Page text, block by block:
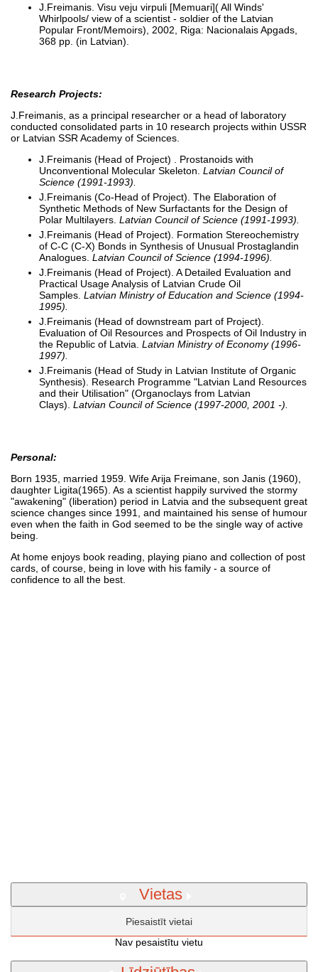
J.Freimanis. Visu veju virpuli [Memuari]( All Winds'
Whirlpools/ view of a scientist - soldier of the Latvian
Popular Front/Memoirs), 2002, Riga: Nacionalais Apgads,
368 pp. (in Latvian).
Research Projects:
J.Freimanis, as a principal researcher or a head of laboratory
conducted consolidated parts in 10 research projects within USSR
or Latvian SSR Academy of Sciences.
J.Freimanis (Head of Project) . Prostanoids with
Unconventional Molecular Skeleton. Latvian Council of
Science (1991-1993).
J.Freimanis (Co-Head of Project). The Elaboration of
Synthetic Methods of New Surfactants for the Design of
Polar Multilayers. Latvian Council of Science (1991-1993).
J.Freimanis (Head of Project). Formation Stereochemistry
of C-C (C-X) Bonds in Synthesis of Unusual Prostaglandin
Analogues. Latvian Council of Science (1994-1996).
J.Freimanis (Head of Project). A Detailed Evaluation and
Practical Usage Analysis of Latvian Crude Oil
Samples. Latvian Ministry of Education and Science (1994-
1995).
J.Freimanis (Head of downstream part of Project).
Evaluation of Oil Resources and Prospects of Oil Industry in
the Republic of Latvia. Latvian Ministry of Economy (1996-
1997).
J.Freimanis (Head of Study in Latvian Institute of Organic
Synthesis). Research Programme "Latvian Land Resources
and their Utilisation" (Organoclays from Latvian
Clays). Latvian Council of Science (1997-2000, 2001 -).
Personal:
Born 1935, married 1959. Wife Arija Freimane, son Janis (1960),
daughter Ligita(1965). As a scientist happily survived the stormy
"awakening" (liberation) period in Latvia and the subsequent great
science changes since 1991, and maintained his sense of humour
even when the faith in God seemed to be the single way of active
being.
At home enjoys book reading, playing piano and collection of post
cards, of course, being in love with his family - a source of
confidence to all the best.
Vietas
Piesaistīt vietai
Nav pesaistītu vietu